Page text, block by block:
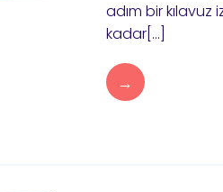
adım bir
kadar[…]
→